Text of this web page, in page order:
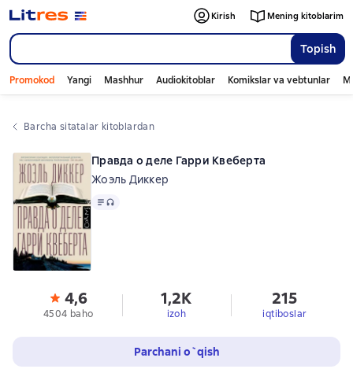
Topish
Kirish Mening kitoblarim
Promokod Yangi Mashhur Audiokitoblar Komikslar va vebtunlar
Barcha sitatalar kitoblardan
Правда о деле Гарри Квеберта
Жоэль Диккер
Matn
4,6
4504 baho
1,2K
izoh
215
iqtiboslar
Parchani o`qish